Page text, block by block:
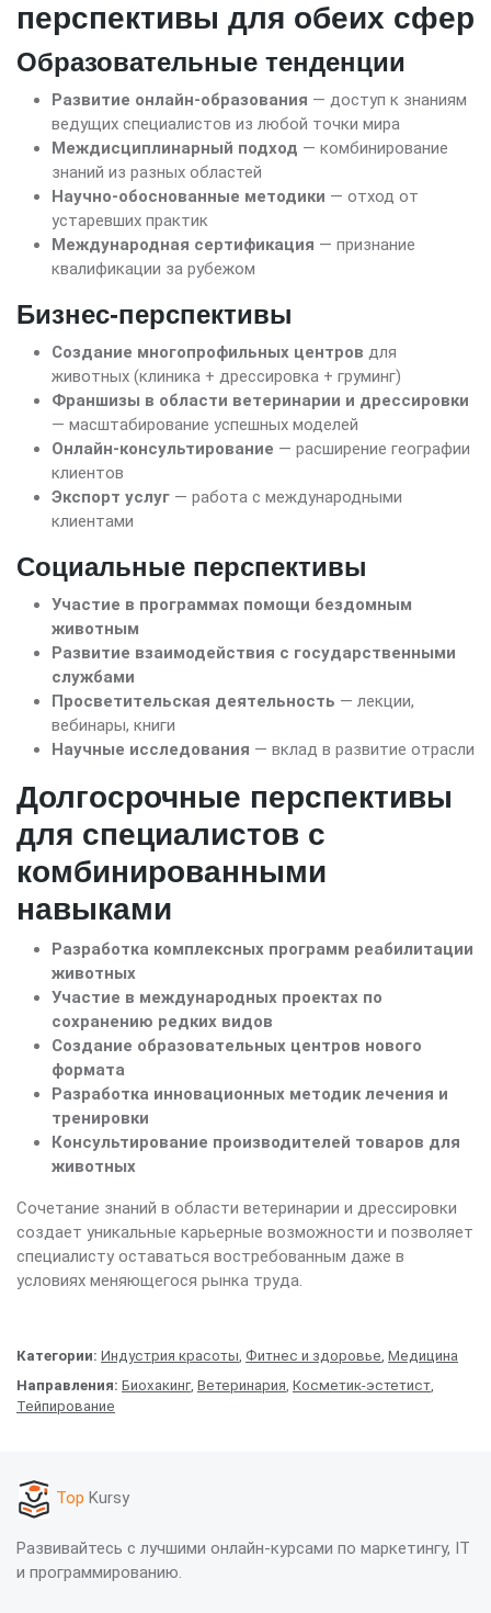
перспективы для обеих сфер
Образовательные тенденции
Развитие онлайн-образования — доступ к знаниям
ведущих специалистов из любой точки мира
Междисциплинарный подход — комбинирование
знаний из разных областей
Научно-обоснованные методики — отход от
устаревших практик
Международная сертификация — признание
квалификации за рубежом
Бизнес-перспективы
Создание многопрофильных центров для
животных (клиника + дрессировка + груминг)
Франшизы в области ветеринарии и дрессировки
— масштабирование успешных моделей
Онлайн-консультирование — расширение географии
клиентов
Экспорт услуг — работа с международными
клиентами
Социальные перспективы
Участие в программах помощи бездомным
животным
Развитие взаимодействия с государственными
службами
Просветительская деятельность — лекции,
вебинары, книги
Научные исследования — вклад в развитие отрасли
Долгосрочные перспективы
для специалистов с
комбинированными
навыками
Разработка комплексных программ реабилитации
животных
Участие в международных проектах по
сохранению редких видов
Создание образовательных центров нового
формата
Разработка инновационных методик лечения и
тренировки
Консультирование производителей товаров для
животных
Сочетание знаний в области ветеринарии и дрессировки
создает уникальные карьерные возможности и позволяет
специалисту оставаться востребованным даже в
условиях меняющегося рынка труда.
Категории: Индустрия красоты, Фитнес и здоровье, Медицина
Направления: Биохакинг, Ветеринария, Косметик-эстетист,
Тейпирование
Top Kursy
Развивайтесь с лучшими онлайн-курсами по маркетингу, IT
и программированию.